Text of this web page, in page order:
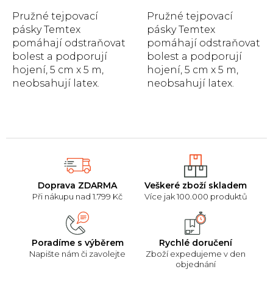
Doprava ZDARMA
Při nákupu nad 1.799 Kč
Veškeré zboží skladem
Více jak 100.000 produktů
Poradíme s výběrem
Napište nám či zavolejte
Rychlé doručení
Zboží expedujeme v den
objednání
Pružné tejpovací
pásky Temtex
pomáhají odstraňovat
bolest a podporují
hojení, 5 cm x 5 m,
neobsahují latex.
Pružné tejpovací
pásky Temtex
pomáhají odstraňovat
bolest a podporují
hojení, 5 cm x 5 m,
neobsahují latex.